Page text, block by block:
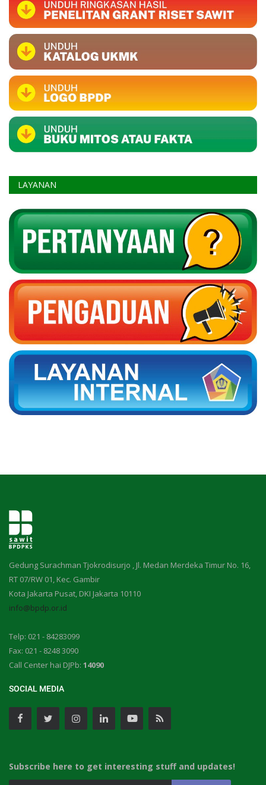
LAYANAN
Gedung Surachman Tjokrodisurjo , Jl. Medan Merdeka Timur No. 16,
RT 07/RW 01, Kec. Gambir
Kota Jakarta Pusat, DKI Jakarta 10110
info@bpdp.or.id
Telp: 021 - 84283099
Fax: 021 - 8248 3090
Call Center hai DJPb: 14090
SOCIAL MEDIA
Subscribe here to get interesting stuff and updates!